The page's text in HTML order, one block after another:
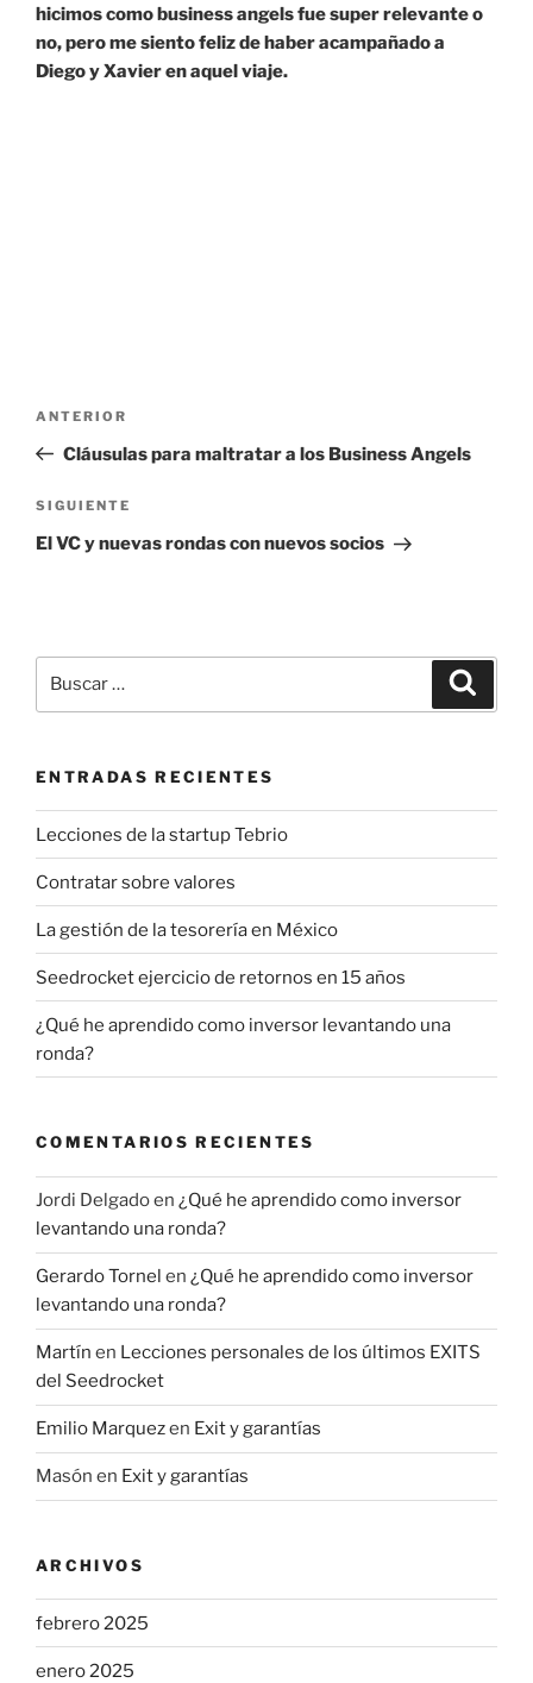
hicimos como business angels fue super relevante o
no, pero me siento feliz de haber acampañado a
Diego y Xavier en aquel viaje.
entradas
Entrada
anterior:
ANTERIOR
Cláusulas para maltratar a los Business Angels
Siguiente
entrada
SIGUIENTE
El VC y nuevas rondas con nuevos socios
por:
ENTRADAS RECIENTES
Lecciones de la startup Tebrio
Contratar sobre valores
La gestión de la tesorería en México
Seedrocket ejercicio de retornos en 15 años
¿Qué he aprendido como inversor levantando una
ronda?
COMENTARIOS RECIENTES
Jordi Delgadoen ¿Qué he aprendido como inversor
levantando una ronda?
Gerardo Tornel en ¿Qué he aprendido como inversor
levantando una ronda?
Martín en Lecciones personales de los últimos EXITS
del Seedrocket
Emilio Marquezen Exit y garantías
Masón en Exit y garantías
ARCHIVOS
febrero 2025
enero 2025